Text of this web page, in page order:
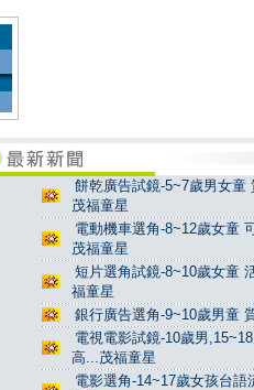
餅乾廣告試鏡-5~7歲男女
茂福童星
電動機車選角-8~12歲女童
茂福童星
短片選角試鏡-8~10歲女童
福童星
銀行廣告選角-9~10歲男童
電視電影試鏡-10歲男
高...茂福童星
電影選角-14~17歲女孩台